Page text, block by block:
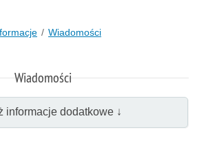
Wiadomości
Wiadomości
informacje dodatkowe ↓